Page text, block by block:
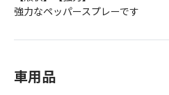
強力なペッパースプレーです
車用品